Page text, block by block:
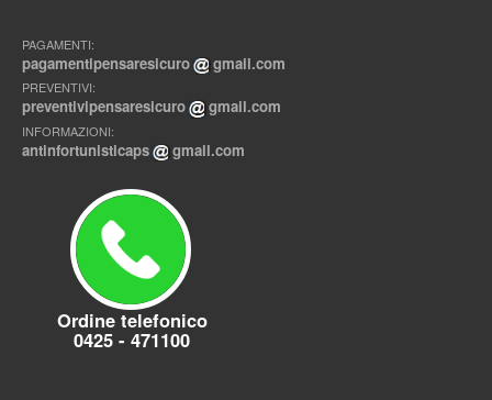
PAGAMENTI:
pagamentipensaresicuro gmail.com
PREVENTIVI:
preventivipensaresicuro gmail.com
INFORMAZIONI:
antinfortunisticaps gmail.com
Ordine telefonico
0425 - 471100